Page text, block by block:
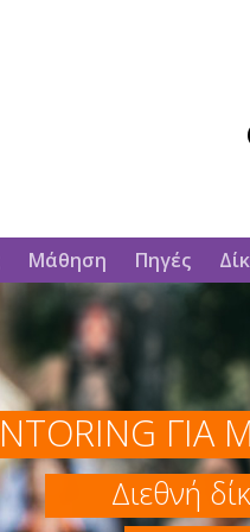
Μάθηση Πηγές
Διεθνή